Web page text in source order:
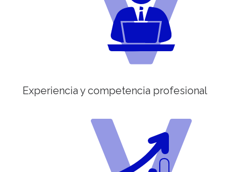
Experiencia y competencia profesional